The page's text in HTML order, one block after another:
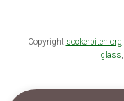
Copyright sockerbiten.org
glass,